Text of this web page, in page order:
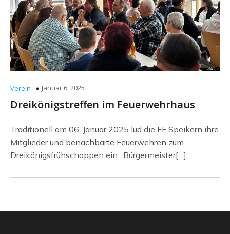
Verein Januar 6, 2025
Dreikönigstreffen im Feuerwehrhaus
Traditionell am 06. Januar 2025 lud die FF Speikern ihre
Mitglieder und benachbarte Feuerwehren zum
Dreikönigsfrühschoppen ein. Bürgermeister[…]